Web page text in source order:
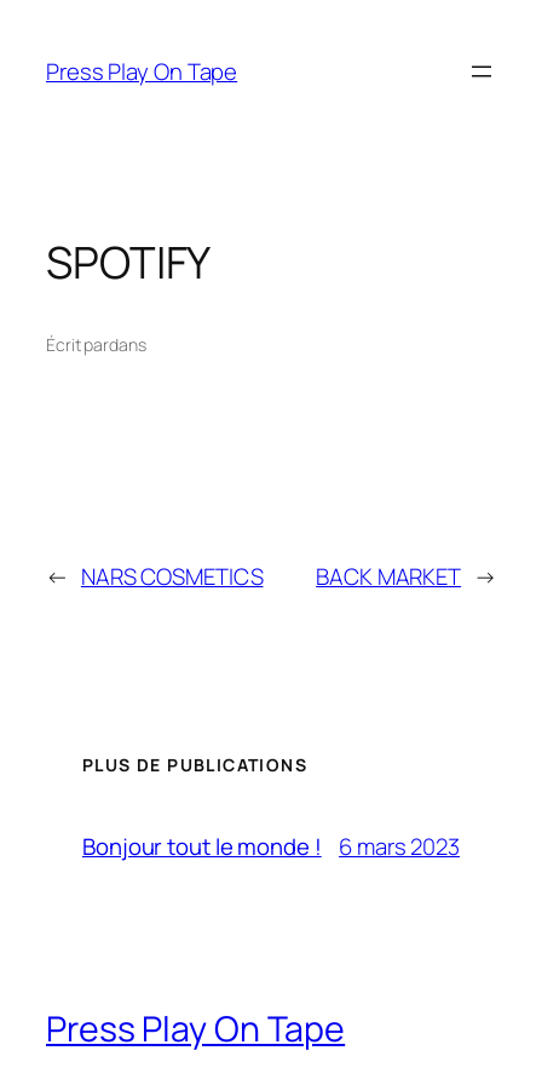
contenu
Press Play On Tape
SPOTIFY
Écrit pardans
← NARS COSMETICS BACK MARKET →
PLUS DE PUBLICATIONS
Bonjour tout le monde ! 6 mars 2023
Press Play On Tape